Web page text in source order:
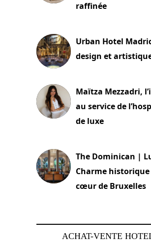
raffinée
Urban Hotel
design et
Maïtza Mezzadri,
au service de
de luxe
The Dominican |
Charme historique
cœur de Bruxelles
ACHAT-VENTE